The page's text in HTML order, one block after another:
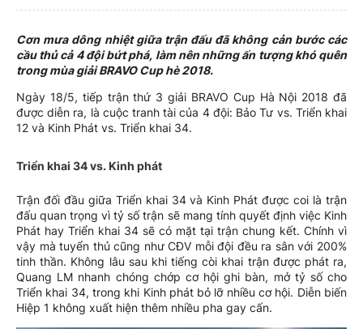
Cơn mưa dông nhiệt giữa trận đấu đã không cản bước các
cầu thủ cả 4 đội bứt phá, làm nên những ấn tượng khó quên
trong mùa giải BRAVO Cup hè 2018.
Ngày 18/5, tiếp trận thứ 3 giải BRAVO Cup Hà Nội 2018 đã
được diễn ra, là cuộc tranh tài của 4 đội: Bảo Tư vs. Triển khai
12 và Kinh Phát vs. Triển khai 34.
Triển khai 34 vs. Kinh phát
Trận đối đầu giữa Triển khai 34 và Kinh Phát được coi là trận
đấu quan trọng vì tỷ số trận sẽ mang tính quyết định việc Kinh
Phát hay Triển khai 34 sẽ có mặt tại trận chung kết. Chính vì
vậy mà tuyển thủ cũng như CĐV mỗi đội đều ra sân với 200%
tinh thần. Không lâu sau khi tiếng còi khai trận được phát ra,
Quang LM nhanh chóng chớp cơ hội ghi bàn, mở tỷ số cho
Triển khai 34, trong khi Kinh phát bỏ lỡ nhiều cơ hội. Diễn biến
Hiệp 1 không xuất hiện thêm nhiều pha gay cấn.